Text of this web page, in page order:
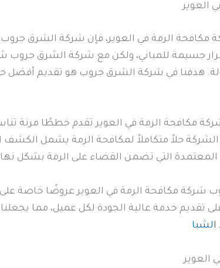
العوير
الرمة في العوير، فإن شركة الشرق جروب
جسيمة للمباني، ولكن مع شركة الشرق جروب
هدفنا في شركة الشرق جروب هو تقديم أفضل
مكافحة الرمة في العوير تقدم خططًا مرنة
الشركة حلاً متكاملاً لمكافحة الرمة يشمل الكشف
المعتمدة التي تضمن القضاء على الرمة بشكل
شركة مكافحة الرمة في العوير عروضًا خاصة على
على تقديم خدمة عالية الجودة لكل عميل، مما
العوير